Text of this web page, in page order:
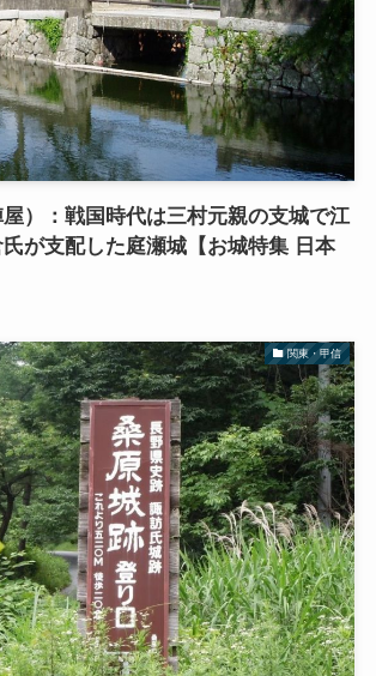
）：戦国時代は三村元親の支城で江
が支配した庭瀬城【お城特集 日本
関東・甲信